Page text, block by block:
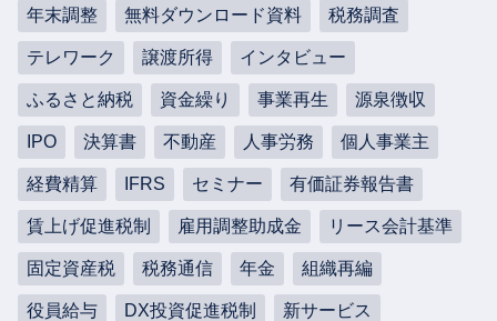
年末調整 無料ダウンロード資料 税務調査
テレワーク 譲渡所得 インタビュー
ふるさと納税 資金繰り 事業再生 源泉徴収
IPO 決算書 不動産 人事労務 個人事業主
経費精算 IFRS セミナー 有価証券報告書
賃上げ促進税制 雇用調整助成金 リース会計基準
固定資産税 税務通信 年金 組織再編
役員給与 DX投資促進税制 新サービス